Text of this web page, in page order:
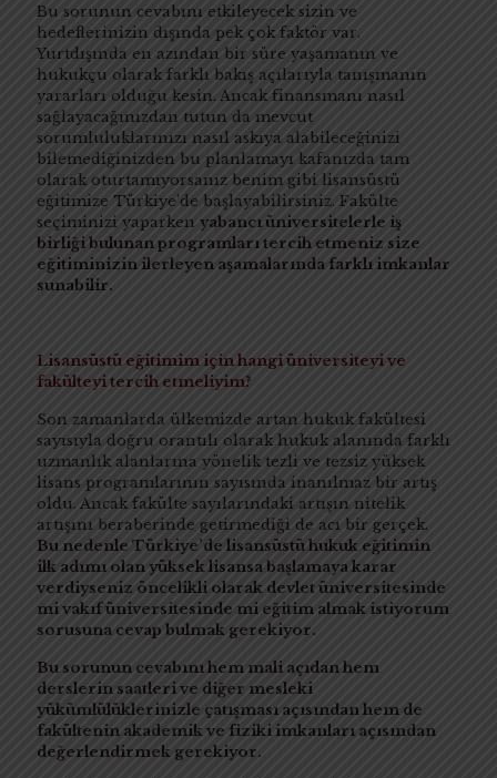
Bu sorunun cevabını etkileyecek sizin ve
hedeflerinizin dışında pek çok faktör var.
Yurtdışında en azından bir süre yaşamanın ve
hukukçu olarak farklı bakış açılarıyla tanışmanın
yararları olduğu kesin. Ancak finansmanı nasıl
sağlayacağınızdan tutun da mevcut
sorumluluklarınızı nasıl askıya alabileceğinizi
bilemediğinizden bu planlamayı kafanızda tam
olarak oturtamıyorsanız benim gibi lisansüstü
eğitimize Türkiye’de başlayabilirsiniz. Fakülte
seçiminizi yaparken yabancı üniversitelerle iş
birliği bulunan programları tercih etmeniz size
eğitiminizin ilerleyen aşamalarında farklı imkanlar
sunabilir.
Lisansüstü eğitimim için hangi üniversiteyi ve
fakülteyi tercih etmeliyim?
Son zamanlarda ülkemizde artan hukuk fakültesi
sayısıyla doğru orantılı olarak hukuk alanında farklı
uzmanlık alanlarına yönelik tezli ve tezsiz yüksek
lisans programlarının sayısında inanılmaz bir artış
oldu. Ancak fakülte sayılarındaki artışın nitelik
artışını beraberinde getirmediği de acı bir gerçek.
Bu nedenle Türkiye’de lisansüstü hukuk eğitimin
ilk adımı olan yüksek lisansa başlamaya karar
verdiyseniz öncelikli olarak devlet üniversitesinde
mi vakıf üniversitesinde mi eğitim almak istiyorum
sorusuna cevap bulmak gerekiyor.
Bu sorunun cevabını hem mali açıdan hem
derslerin saatleri ve diğer mesleki
yükümlülüklerinizle çatışması açısından hem de
fakültenin akademik ve fiziki imkanları açısından
değerlendirmek gerekiyor.